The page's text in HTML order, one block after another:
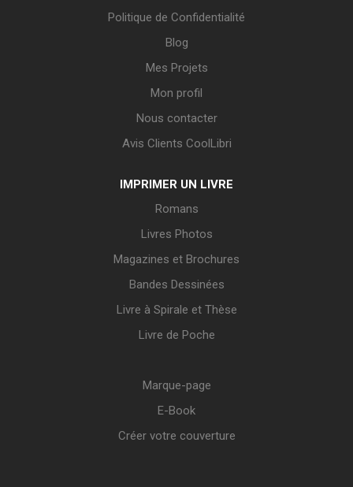
Politique de Confidentialité
Blog
Mes Projets
Mon profil
Nous contacter
Avis Clients CoolLibri
IMPRIMER UN LIVRE
Romans
Livres Photos
Magazines et Brochures
Bandes Dessinées
Livre à Spirale et Thèse
Livre de Poche
Marque-page
E-Book
Créer votre couverture